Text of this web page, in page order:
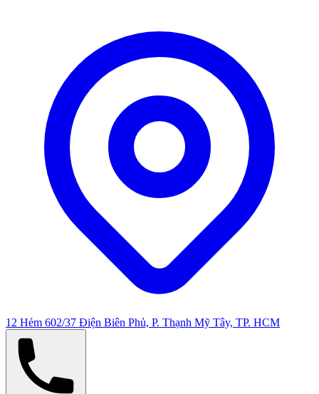
12 Hẻm 602/37 Điện Biên Phủ, P. Thạnh Mỹ Tây, TP. HCM